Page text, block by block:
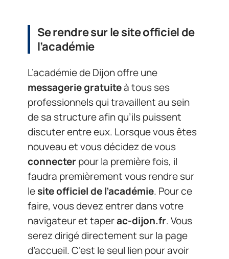
Se rendre sur le site officiel de
l’académie
L’académie de Dijon offre une
messagerie gratuiteà tous ses
professionnels qui travaillent au sein
de sa structure afin qu’ils puissent
discuter entre eux. Lorsque vous êtes
nouveau et vous décidez de vous
connecterpour la première fois, il
faudra premièrement vous rendre sur
lesite officiel de l’académie. Pour ce
faire, vous devez entrer dans votre
navigateur et taperac-dijon.fr. Vous
serez dirigé directement sur la page
d’accueil. C’est le seul lien pour avoir